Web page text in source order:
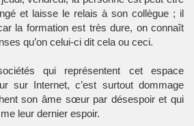
et laisse le relais à son collègue ; il
la formation est très dure, on connaît
qu’on celui-ci dit cela ou ceci.
qui représentent cet espace
sur Internet, c’est surtout dommage
son âme sœur par désespoir et qui
leur dernier espoir.